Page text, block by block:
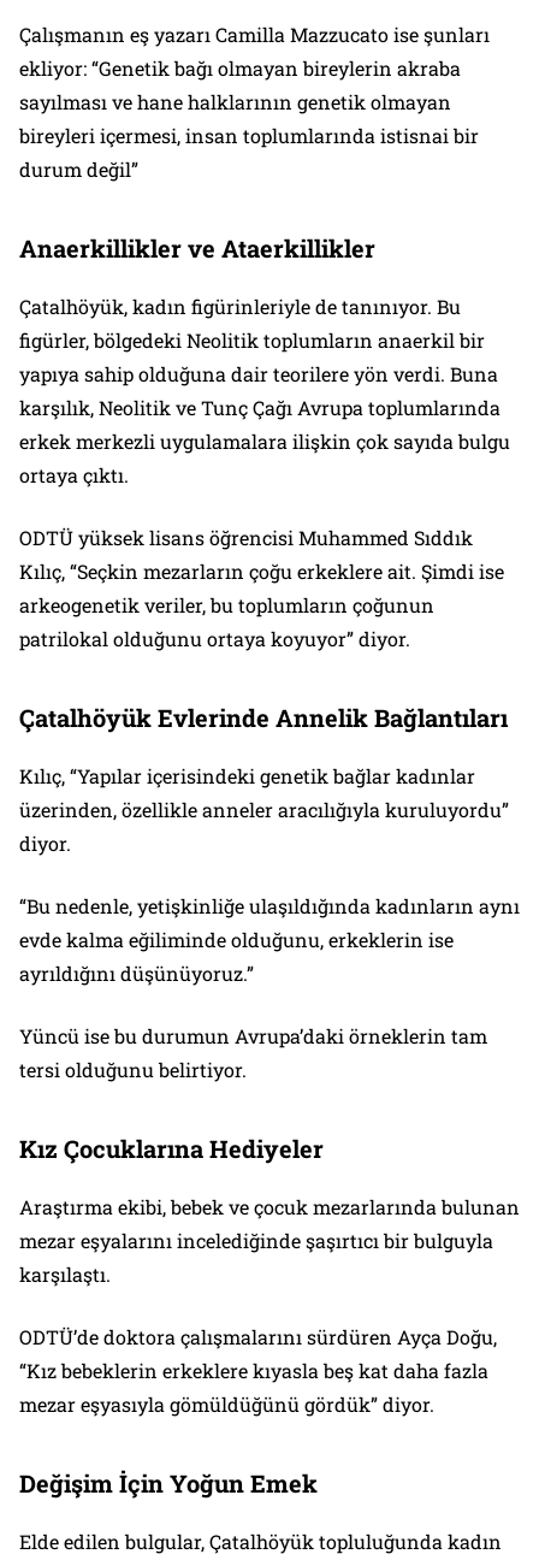
Çalışmanın eş yazarı Camilla Mazzucato ise şunları
ekliyor: “Genetik bağı olmayan bireylerin akraba
sayılması ve hane halklarının genetik olmayan
bireyleri içermesi, insan toplumlarında istisnai bir
durum değil”
Anaerkillikler ve Ataerkillikler
Çatalhöyük, kadın figürinleriyle de tanınıyor. Bu
figürler, bölgedeki Neolitik toplumların anaerkil bir
yapıya sahip olduğuna dair teorilere yön verdi. Buna
karşılık, Neolitik ve Tunç Çağı Avrupa toplumlarında
erkek merkezli uygulamalara ilişkin çok sayıda bulgu
ortaya çıktı.
ODTÜ yüksek lisans öğrencisi Muhammed Sıddık
Kılıç, “Seçkin mezarların çoğu erkeklere ait. Şimdi ise
arkeogenetik veriler, bu toplumların çoğunun
patrilokal olduğunu ortaya koyuyor” diyor.
Çatalhöyük Evlerinde Annelik Bağlantıları
Kılıç, “Yapılar içerisindeki genetik bağlar kadınlar
üzerinden, özellikle anneler aracılığıyla kuruluyordu”
diyor.
“Bu nedenle, yetişkinliğe ulaşıldığında kadınların aynı
evde kalma eğiliminde olduğunu, erkeklerin ise
ayrıldığını düşünüyoruz.”
Yüncü ise bu durumun Avrupa’daki örneklerin tam
tersi olduğunu belirtiyor.
Kız Çocuklarına Hediyeler
Araştırma ekibi, bebek ve çocuk mezarlarında bulunan
mezar eşyalarını incelediğinde şaşırtıcı bir bulguyla
karşılaştı.
ODTÜ’de doktora çalışmalarını sürdüren Ayça Doğu,
“Kız bebeklerin erkeklere kıyasla beş kat daha fazla
mezar eşyasıyla gömüldüğünü gördük” diyor.
Değişim İçin Yoğun Emek
Elde edilen bulgular, Çatalhöyük topluluğunda kadın